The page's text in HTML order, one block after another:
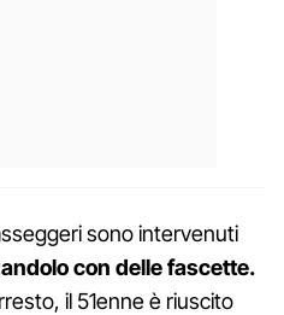
sono intervenuti
con delle fascette.
il 51enne è riuscito